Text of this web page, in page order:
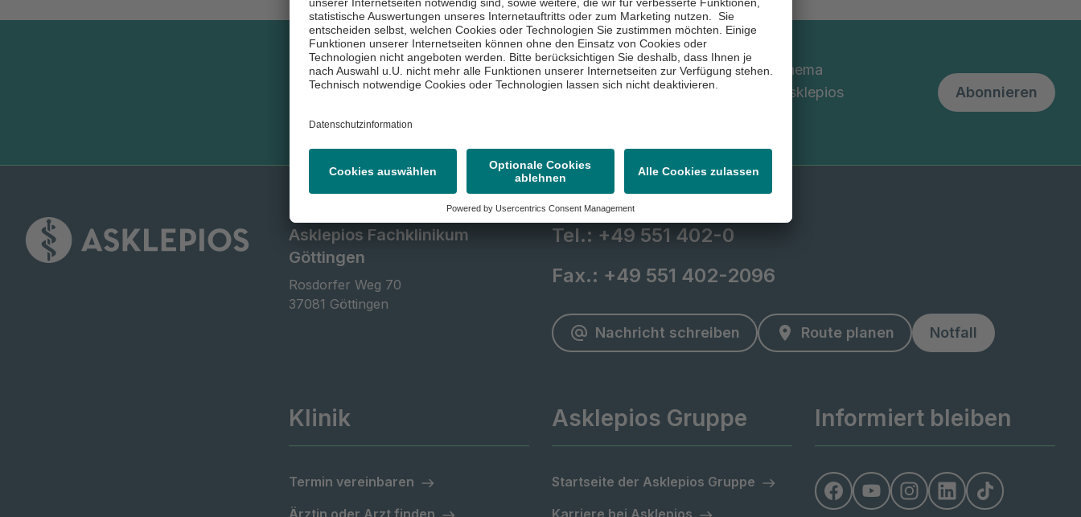
Newsletter
Viele wissenswerte Informationen rund um das Thema
Gesundheit erhalten Sie regelmäßig in unserem Asklepios
Abonnieren
Asklepios Fachklinikum
Göttingen
Rosdorfer Weg 70
37081 Göttingen
Tel.: +49 551 402-0
Fax.: +49 551 402-2096
Nachricht schreiben Route planen Notfall
Klinik
Termin vereinbaren
Ärztin oder Arzt finden
Asklepios Gruppe
Startseite der Asklepios Gruppe
Karriere bei Asklepios
Informiert bleiben